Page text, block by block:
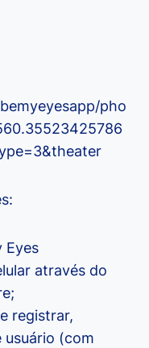
pho
Eyes
através do
registrar,
(com